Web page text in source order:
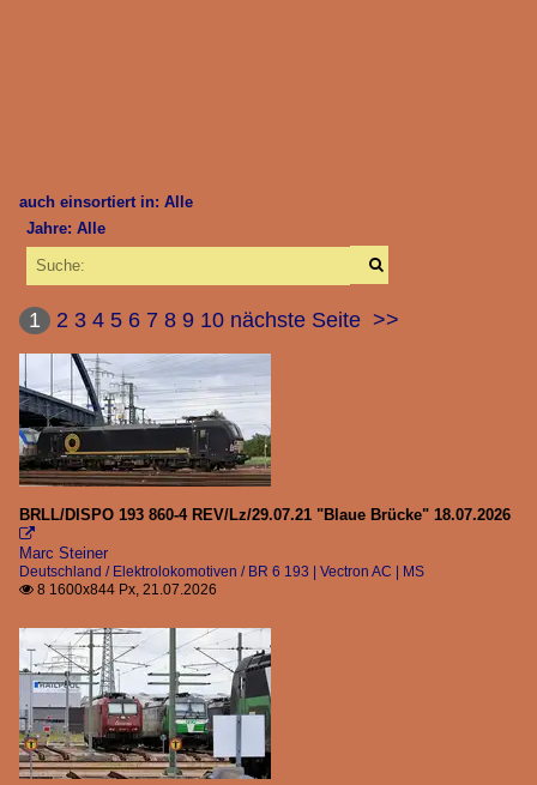
auch einsortiert in: Alle
Alle Kategorien
Dänemark
Diesellokomotiven
BR 1800 | CFLCD | VIKING RAIL
BR Litra MX
BR Litra MY
Dieseltriebzüge
Elektrolokomotiven
BR 0 185 (321-337 Traxx F 140 AC2)
BR Litra EB
Jahre: Alle
2013
2014
2015
2016
2017
2018
2019
2020
2020
2021
2022
1 2 3 4 5 6 7 8 9 10 nächste Seite >>
BRLL/DISPO 193 860-4 REV/Lz/29.07.21 "Blaue Brücke" 18.07.2026

Marc Steiner
Deutschland / Elektrolokomotiven / BR 6 193 | Vectron AC | MS
 8 1600x844 Px, 21.07.2026